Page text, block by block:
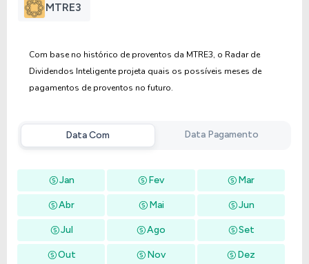
MTRE3
Com base no histórico de proventos da MTRE3, o Radar de
Dividendos Inteligente projeta quais os possíveis meses de
pagamentos de proventos no futuro.
Data Com Data Pagamento
Jan Fev Mar
Abr Mai Jun
Jul Ago Set
Out Nov Dez